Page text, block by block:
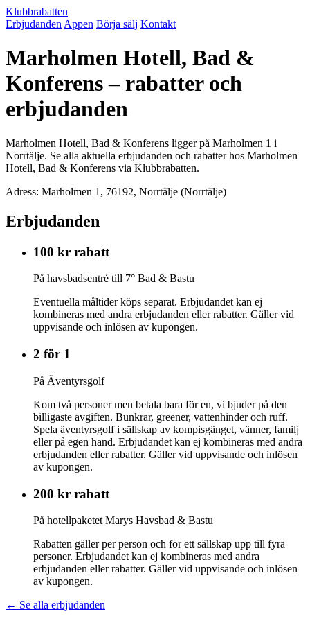
Klubbrabatten
Erbjudanden Appen Börja sälj Kontakt
Marholmen Hotell, Bad &
Konferens – rabatter och
erbjudanden
Marholmen Hotell, Bad & Konferens ligger på Marholmen 1 i
Norrtälje. Se alla aktuella erbjudanden och rabatter hos Marholmen
Hotell, Bad & Konferens via Klubbrabatten.
Adress: Marholmen 1, 76192, Norrtälje (Norrtälje)
Erbjudanden
100 kr rabatt
På havsbadsentré till 7° Bad & Bastu
Eventuella måltider köps separat. Erbjudandet kan ej
kombineras med andra erbjudanden eller rabatter. Gäller vid
uppvisande och inlösen av kupongen.
2 för 1
På Äventyrsgolf
Kom två personer men betala bara för en, vi bjuder på den
billigaste avgiften. Bunkrar, greener, vattenhinder och ruff.
Spela äventyrsgolf i sällskap av kompisgänget, vänner, familj
eller på egen hand. Erbjudandet kan ej kombineras med andra
erbjudanden eller rabatter. Gäller vid uppvisande och inlösen
av kupongen.
200 kr rabatt
På hotellpaketet Marys Havsbad & Bastu
Rabatten gäller per person och för ett sällskap upp till fyra
personer. Erbjudandet kan ej kombineras med andra
erbjudanden eller rabatter. Gäller vid uppvisande och inlösen
av kupongen.
← Se alla erbjudanden